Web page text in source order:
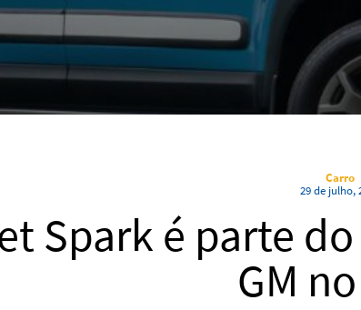
Carro
29 de julho,
Spark é parte
GM